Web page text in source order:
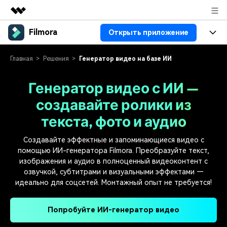
Рекомендуемые продукты
Бизнес
Решения
О нас
Новости
Поддержка
Filmora Открыть приложение
Продукты
Особенности
Ресурсы
Видео/фото
Тексты
Решения
Видео-решения
Видео промпты
100+ ИИ-промптов для
создания видео
Мастер-классы
Продвинутое обучение
видеомонтажу от
режиссеров и ютуберов
Справочный центр
Наша миссия, история и
клиенты
Мы всегда готовы помочь
Главная Решения Генератор видео на базе ИИ
Генератор видео с ИИ —
создавайте ролики из
текста, фото и аудио
Создавайте эффектные и запоминающиеся видео с
помощью ИИ-генератора Filmora. Преобразуйте текст,
изображения и аудио в полноценный видеоконтент с
озвучкой, субтитрами и визуальными эффектами —
идеально для соцсетей. Монтажный опыт не требуется!
Попробуйте ИИ-генератор видео